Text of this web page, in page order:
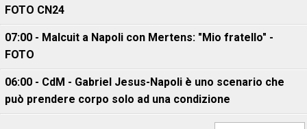
FOTO CN24
07:00 - Malcuit a Napoli con Mertens: "Mio fratello" -
FOTO
06:00 - CdM - Gabriel Jesus-Napoli è uno scenario che
può prendere corpo solo ad una condizione